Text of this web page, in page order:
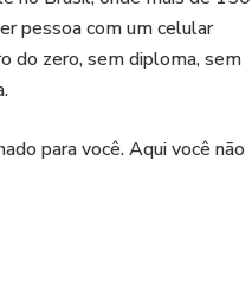
pessoa com um celular
do zero, sem diploma, sem
para você. Aqui você não